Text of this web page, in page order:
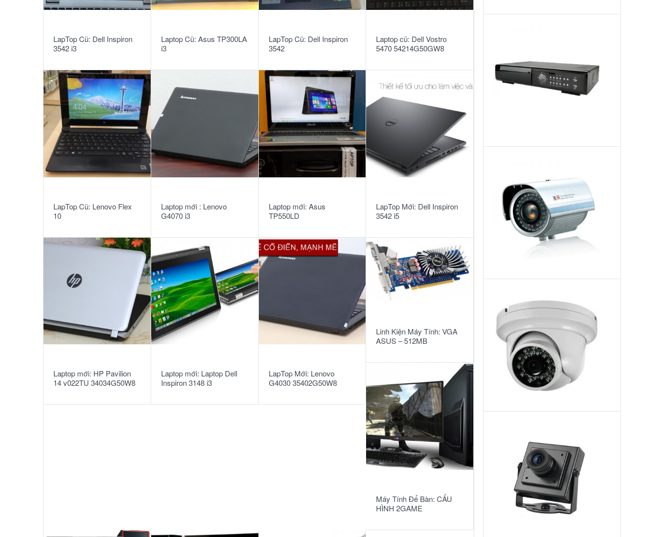
LapTop Cũ: Dell Inspiron
3542 i3
Laptop Cũ: Asus TP300LA
i3
LapTop Cũ: Dell Inspiron
3542
Laptop cũ: Dell Vostro
5470 54214G50GW8
LapTop Cũ: Lenovo Flex
10
Laptop mới : Lenovo
G4070 i3
Laptop mới: Asus
TP550LD
LapTop Mới: Dell Inspiron
3542 i5
Laptop mới: HP Pavilion
14 v022TU 34034G50W8
Laptop mới: Laptop Dell
Inspiron 3148 i3
LapTop Mới: Lenovo
G4030 35402G50W8
Linh Kiện Máy Tính: VGA
ASUS – 512MB
Máy Tính Để Bàn: CẤU
HÌNH 2GAME